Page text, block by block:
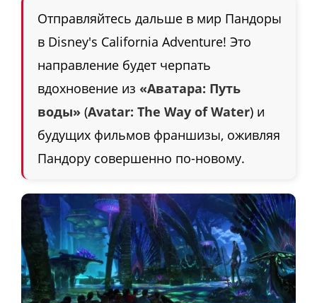
Отправляйтесь дальше в мир Пандоры
в Disney's California Adventure! Это
направление будет черпать
вдохновение из «Аватара: Путь
воды» (Avatar: The Way of Water) и
будущих фильмов франшизы, оживляя
Пандору совершенно по-новому.